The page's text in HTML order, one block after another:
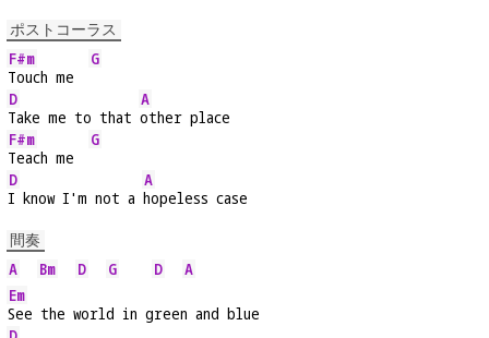
ポストコーラス
F#m
Touch me
G
D
Take me to that
A
other place
F#m
Teach me
G
D
I know I'm not a
A
hopeless case
間奏
A Bm D G D
A
Em
See the world in green and blue